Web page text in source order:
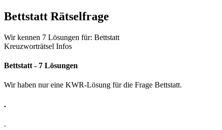
Bettstatt Rätselfrage
Wir kennen 7 Lösungen für: Bettstatt
Kreuzworträtsel Infos
Bettstatt - 7 Lösungen
Wir haben nur eine KWR-Lösung für die Frage Bettstatt.
.
.